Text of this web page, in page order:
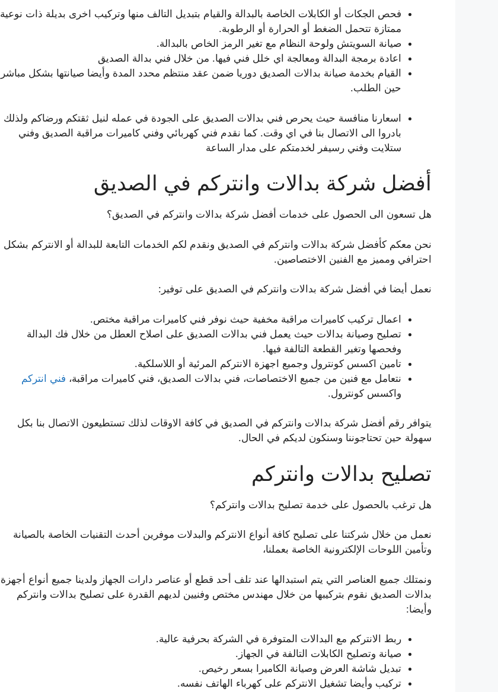
فحص الجكات أو الكابلات الخاصة بالبدالة والقيام بتبديل التالف منها وتركيب اخرى بديلة ذات نوعية
ممتازة تتحمل الضغط أو الحرارة أو الرطوبة.
صيانة السويتش ولوحة النظام مع تغير الرمز الخاص بالبدالة.
اعادة برمجة البدالة ومعالجة اي خلل فني فيها. من خلال فني بدالة الصديق
القيام بخدمة صيانة بدالات الصديق دوريا ضمن عقد منتظم محدد المدة وأيضا صيانتها بشكل مباشر
حين الطلب.
اسعارنا منافسة حيث يحرص فني بدالات الصديق على الجودة في عمله لنيل ثقتكم ورضاكم ولذلك
بادروا الى الاتصال بنا في اي وقت. كما نقدم فني كهربائي وفني كاميرات مراقبة الصديق وفني
ستلايت وفني رسيفر لخدمتكم على مدار الساعة
أفضل شركة بدالات وانتركم في الصديق
هل تسعون الى الحصول على خدمات أفضل شركة بدالات وانتركم في الصديق؟
نحن معكم كأفضل شركة بدالات وانتركم في الصديق ونقدم لكم الخدمات التابعة للبدالة أو الانتركم بشكل
احترافي ومميز مع الفنين الاختصاصين.
نعمل أيضا في أفضل شركة بدالات وانتركم في الصديق على توفير:
اعمال تركيب كاميرات مراقبة مخفية حيث نوفر فني كاميرات مراقبة مختص.
تصليح وصيانة بدالات حيث يعمل فني بدالات الصديق على اصلاح العطل من خلال فك البدالة
وفحصها وتغير القطعة التالفة فيها.
تامين اكسس كونترول وجميع اجهزة الانتركم المرئية أو اللاسلكية.
نتعامل مع فنين من جميع الاختصاصات، فني بدالات الصديق، فني كاميرات مراقبة، فني انتركم
واكسس كونترول.
يتوافر رقم أفضل شركة بدالات وانتركم في الصديق في كافة الاوقات لذلك تستطيعون الاتصال بنا بكل
سهولة حين تحتاجوننا وسنكون لديكم في الحال.
تصليح بدالات وانتركم
هل ترغب بالحصول على خدمة تصليح بدالات وانتركم؟
نعمل من خلال شركتنا على تصليح كافة أنواع الانتركم والبدلات موفرين أحدث التقنيات الخاصة بالصيانة
وتأمين اللوحات الإلكترونية الخاصة بعملنا،
ونمتلك جميع العناصر التي يتم استبدالها عند تلف أحد قطع أو عناصر دارات الجهاز ولدينا جميع أنواع أجهزة
بدالات الصديق نقوم بتركيبها من خلال مهندس مختص وفنيين لديهم القدرة على تصليح بدالات وانتركم
وأيضا:
ربط الانتركم مع البدالات المتوفرة في الشركة بحرفية عالية.
صيانة وتصليح الكابلات التالفة في الجهاز.
تبديل شاشة العرض وصيانة الكاميرا بسعر رخيص.
تركيب وأيضا تشغيل الانتركم على كهرباء الهاتف نفسه.